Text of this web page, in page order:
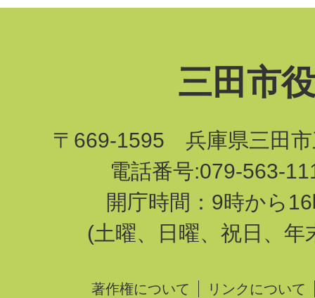
三田市
〒669-1595 兵庫県三田市
電話番号:079-563-
開庁時間：9時から
(土曜、日曜、祝日、年
著作権について
リンクについて